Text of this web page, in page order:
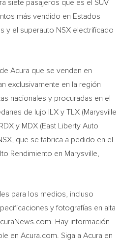
siete pasajeros que es el SUV
más vendido en Estados
y el superauto NSX electrificado
Acura que se venden en
exclusivamente en la región
nacionales y procuradas en el
de lujo ILX y TLX (Marysville
y MDX (East Liberty Auto
que se fabrica a pedido en el
Rendimiento en Marysville,
para los medios, incluso
y fotografías en alta
Hay información
en Acura.com. Siga a Acura en